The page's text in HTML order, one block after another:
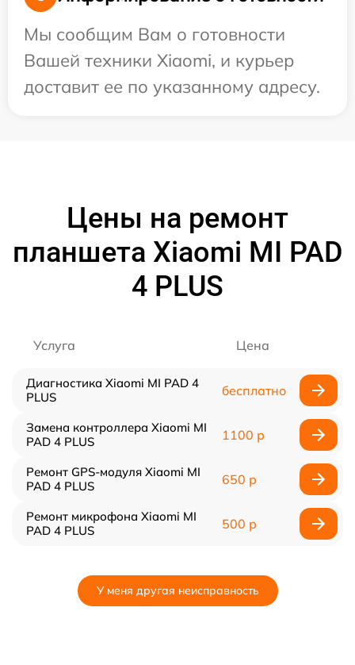
Мы сообщим Вам о готовности
Вашей техники Xiaomi, и курьер
доставит ее по указанному адресу.
Цены на ремонт
планшета Xiaomi MI PAD
4 PLUS
Услуга Цена
Диагностика Xiaomi MI PAD 4
PLUS
бесплатно
Замена контроллера Xiaomi MI
PAD 4 PLUS
1100 р
Ремонт GPS-модуля Xiaomi MI
PAD 4 PLUS
650 р
Ремонт микрофона Xiaomi MI
PAD 4 PLUS
500 р
У меня другая неисправность